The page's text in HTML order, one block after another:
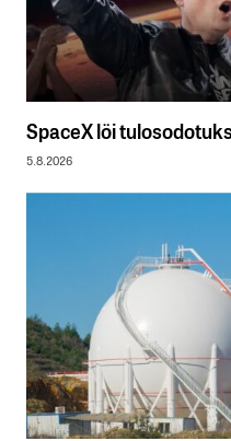
SpaceX löi
5.8.2026